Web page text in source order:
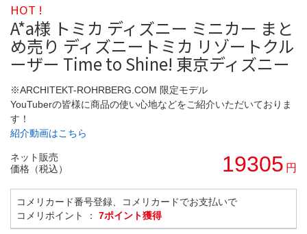
HOT !
A*a様 トミカ ディズニー ミニカー まと
め売り ディズニートミカ リゾートクル
ーザー Time to Shine! 東京ディズニー
※ARCHITEKT-ROHRBERG.COM 限定モデル
YouTuberの皆様に商品の使い心地などをご紹介いただいておりま
す！
紹介動画はこちら
ネット販売
価格（税込）
19305 円
コメリカード番号登録、コメリカードでお支払いで
コメリポイント ： 7ポイント獲得